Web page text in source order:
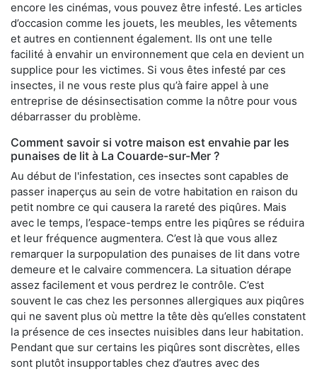
encore les cinémas, vous pouvez être infesté. Les articles
d’occasion comme les jouets, les meubles, les vêtements
et autres en contiennent également. Ils ont une telle
facilité à envahir un environnement que cela en devient un
supplice pour les victimes. Si vous êtes infesté par ces
insectes, il ne vous reste plus qu’à faire appel à une
entreprise de désinsectisation comme la nôtre pour vous
débarrasser du problème.
Comment savoir si votre maison est envahie par les
punaises de lit à La Couarde-sur-Mer ?
Au début de l'infestation, ces insectes sont capables de
passer inaperçus au sein de votre habitation en raison du
petit nombre ce qui causera la rareté des piqûres. Mais
avec le temps, l’espace-temps entre les piqûres se réduira
et leur fréquence augmentera. C’est là que vous allez
remarquer la surpopulation des punaises de lit dans votre
demeure et le calvaire commencera. La situation dérape
assez facilement et vous perdrez le contrôle. C’est
souvent le cas chez les personnes allergiques aux piqûres
qui ne savent plus où mettre la tête dès qu’elles constatent
la présence de ces insectes nuisibles dans leur habitation.
Pendant que sur certains les piqûres sont discrètes, elles
sont plutôt insupportables chez d’autres avec des